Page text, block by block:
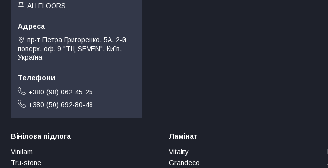
ALLFLOORS
пр-т Петра Григоренко, 5А, 2-й
поверх, оф. 9 "ТЦ SEVEN", Київ,
Україна
+380 (98) 062-45-25
+380 (50) 692-80-48
Вінілова підлога
Vinilam
Tru-stone
Ламінат
Vitality
Grandeco